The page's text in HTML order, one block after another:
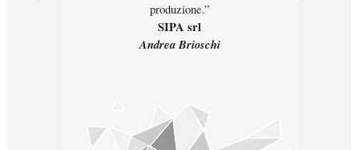
produzione.”
SIPA srl
Andrea Brioschi